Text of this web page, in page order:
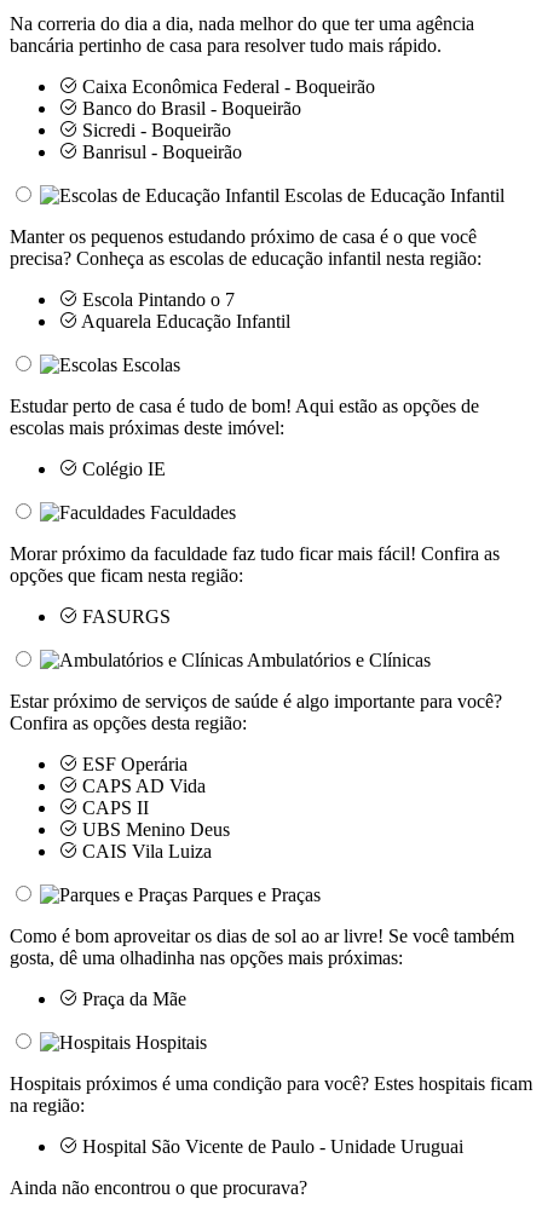
Na correria do dia a dia, nada melhor do que ter uma agência
bancária pertinho de casa para resolver tudo mais rápido.
Caixa Econômica Federal - Boqueirão
Banco do Brasil - Boqueirão
Sicredi - Boqueirão
Banrisul - Boqueirão
Escolas de Educação Infantil
Manter os pequenos estudando próximo de casa é o que você
precisa? Conheça as escolas de educação infantil nesta região:
Escola Pintando o 7
Aquarela Educação Infantil
Escolas
Estudar perto de casa é tudo de bom! Aqui estão as opções de
escolas mais próximas deste imóvel:
Colégio IE
Faculdades
Morar próximo da faculdade faz tudo ficar mais fácil! Confira as
opções que ficam nesta região:
FASURGS
Ambulatórios e Clínicas
Estar próximo de serviços de saúde é algo importante para você?
Confira as opções desta região:
ESF Operária
CAPS AD Vida
CAPS II
UBS Menino Deus
CAIS Vila Luiza
Parques e Praças
Como é bom aproveitar os dias de sol ao ar livre! Se você também
gosta, dê uma olhadinha nas opções mais próximas:
Praça da Mãe
Hospitais
Hospitais próximos é uma condição para você? Estes hospitais ficam
na região:
Hospital São Vicente de Paulo - Unidade Uruguai
Ainda não encontrou o que procurava?